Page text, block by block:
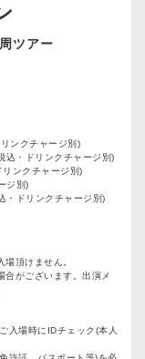
28
ツアー
ンクチャージ別)
込・ドリンクチャージ別)
ンクチャージ別)
ジ別)
・ドリンクチャージ別)
頂けません。
がございます。出演メ
入場時にIDチェック(本人